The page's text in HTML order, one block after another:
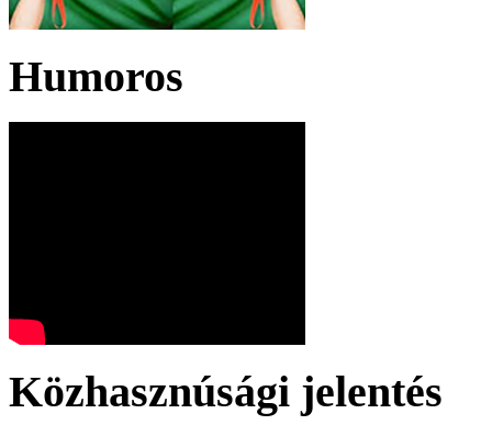
Humoros
Közhasznúsági jelentés